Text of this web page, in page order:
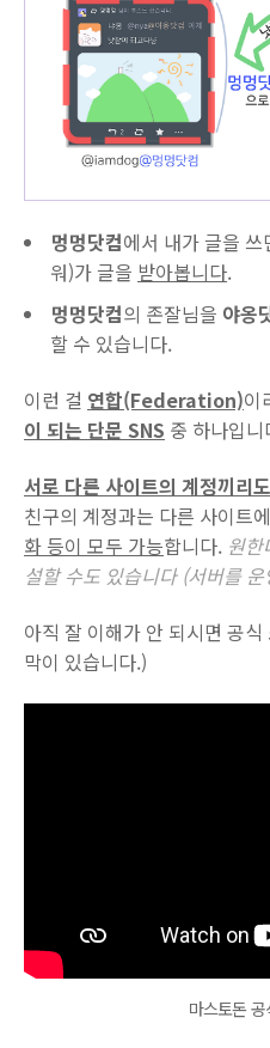
멍멍닷컴에서 내가 글을 쓰
워)가 글을 받아봅니다.
멍멍닷컴의 존잘님을 야옹
할 수 있습니다.
이런 걸 연합(Federation)이
이 되는 단문 SNS 중 하나입니
서로 다른 사이트의 계정끼리
친구의 계정과는 다른 사이트
화 등이 모두 가능합니다. 원
설할 수도 있습니다 (서버를
아직 잘 이해가 안 되시면 공
막이 있습니다.)
마스토돈